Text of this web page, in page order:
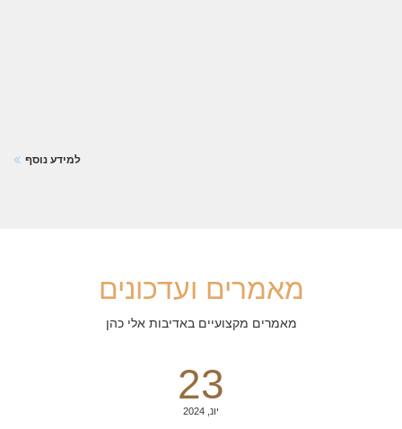
למידע נוסף
מאמרים ועדכונים
מאמרים מקצועיים באדיבות אלי כהן
23
יונ, 2024